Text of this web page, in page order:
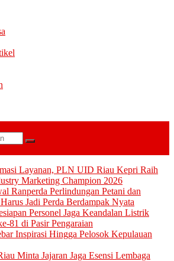
Layanan, PLN UID Riau Kepri Raih
Marketing Champion 2026
Ranperda Perlindungan Petani dan
Jadi Perda Berdampak Nyata
Personel Jaga Keandalan Listrik
81 di Pasir Pengaraian
Inspirasi Hingga Pelosok Kepulauan
Minta Jajaran Jaga Esensi Lembaga